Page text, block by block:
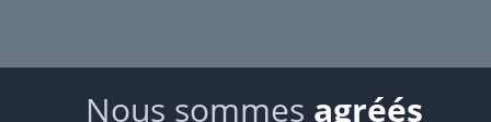
Nous sommes agréés